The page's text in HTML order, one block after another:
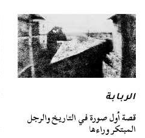
الربابة
قصة أول صورة في التاريخ والرجل
المبتكر وراءها